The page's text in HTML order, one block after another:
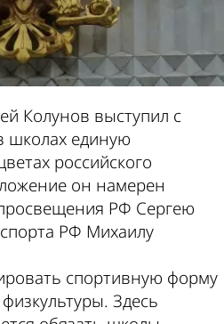
Колунов выступил с
школах единую
российского
он намерен
РФ Сергею
РФ Михаилу
спортивную форму
Здесь